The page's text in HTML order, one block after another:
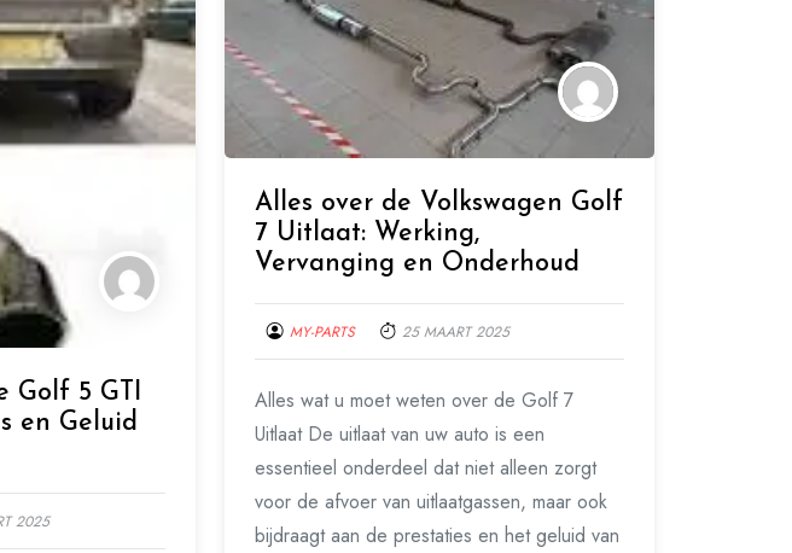
Golf 5 GTI
en Geluid
2025
Alles over de Volkswagen Golf
7 Uitlaat: Werking,
Vervanging en Onderhoud
MY-PARTS 25 MAART 2025
Alles wat u moet weten over de Golf 7
Uitlaat De uitlaat van uw auto is een
essentieel onderdeel dat niet alleen zorgt
voor de afvoer van uitlaatgassen, maar ook
bijdraagt aan de prestaties en het geluid van